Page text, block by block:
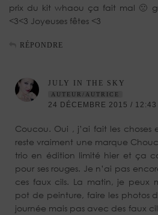
prix du kit whaou ça fait mal 🙁
<3<3 Joyeuses fêtes <3
RÉPONDRE
JULY IN THE SKY
AUTEUR/AUTRICE
24 DÉCEMBRE 2015 / 12:43
Coucou. Oui , j’ai fait les choses
reste vraiment une marque
trio en édition limité hier et ça
pour ses rouges. Je n’ai pas
ces faux cils. La matin, je peux
pot de peinture, faire les photos
journée mais pas avec des faux